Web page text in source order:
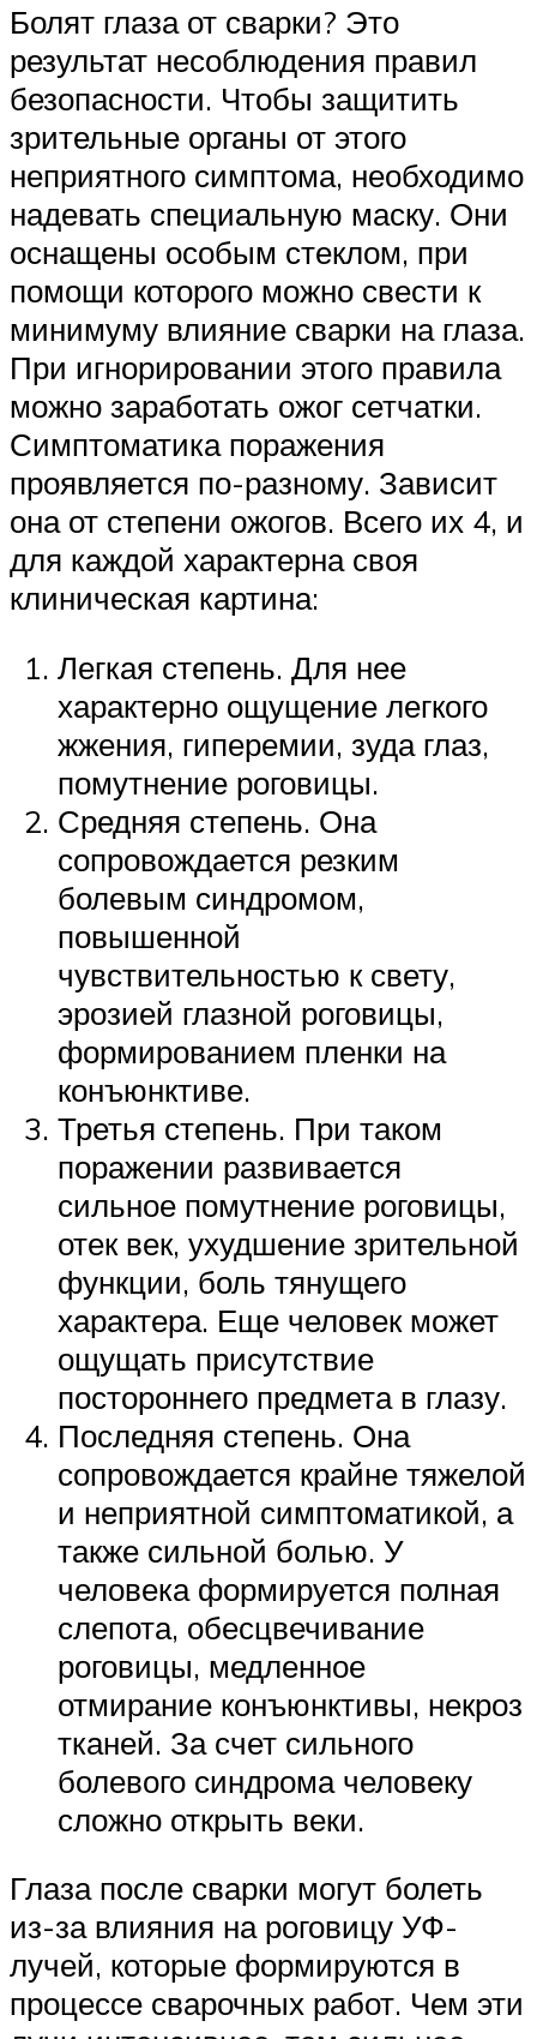
Болят глаза от сварки? Это
результат несоблюдения правил
безопасности. Чтобы защитить
зрительные органы от этого
неприятного симптома, необходимо
надевать специальную маску. Они
оснащены особым стеклом, при
помощи которого можно свести к
минимуму влияние сварки на глаза.
При игнорировании этого правила
можно заработать ожог сетчатки.
Симптоматика поражения
проявляется по-разному. Зависит
она от степени ожогов. Всего их 4, и
для каждой характерна своя
клиническая картина:
Легкая степень. Для нее
характерно ощущение легкого
жжения, гиперемии, зуда глаз,
помутнение роговицы.
Средняя степень. Она
сопровождается резким
болевым синдромом,
повышенной
чувствительностью к свету,
эрозией глазной роговицы,
формированием пленки на
конъюнктиве.
Третья степень. При таком
поражении развивается
сильное помутнение роговицы,
отек век, ухудшение зрительной
функции, боль тянущего
характера. Еще человек может
ощущать присутствие
постороннего предмета в глазу.
Последняя степень. Она
сопровождается крайне тяжелой
и неприятной симптоматикой, а
также сильной болью. У
человека формируется полная
слепота, обесцвечивание
роговицы, медленное
отмирание конъюнктивы, некроз
тканей. За счет сильного
болевого синдрома человеку
сложно открыть веки.
Глаза после сварки могут болеть
из-за влияния на роговицу УФ-
лучей, которые формируются в
процессе сварочных работ. Чем эти